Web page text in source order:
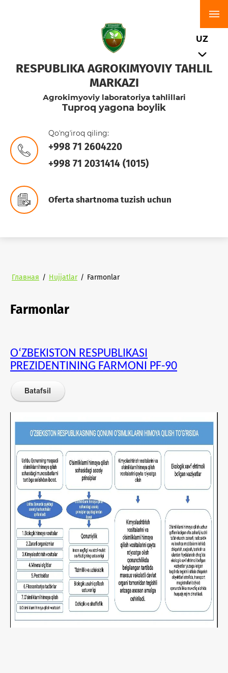
UZ
RESPUBLIKA AGROKIMYOVIY TAHLIL
MARKAZI
Аgrokimyoviy laboratoriya tahlillari
Tuproq yagona boylik
Qoʼngʼiroq qiling:
+998 71 2604220
+998 71 2031414 (1015)
Oferta shartnoma tuzish uchun
Главная / Hujjatlar / Farmonlar
Farmonlar
O‘ZBEKISTON RESPUBLIKASI
PREZIDENTINING FARMONI PF-90